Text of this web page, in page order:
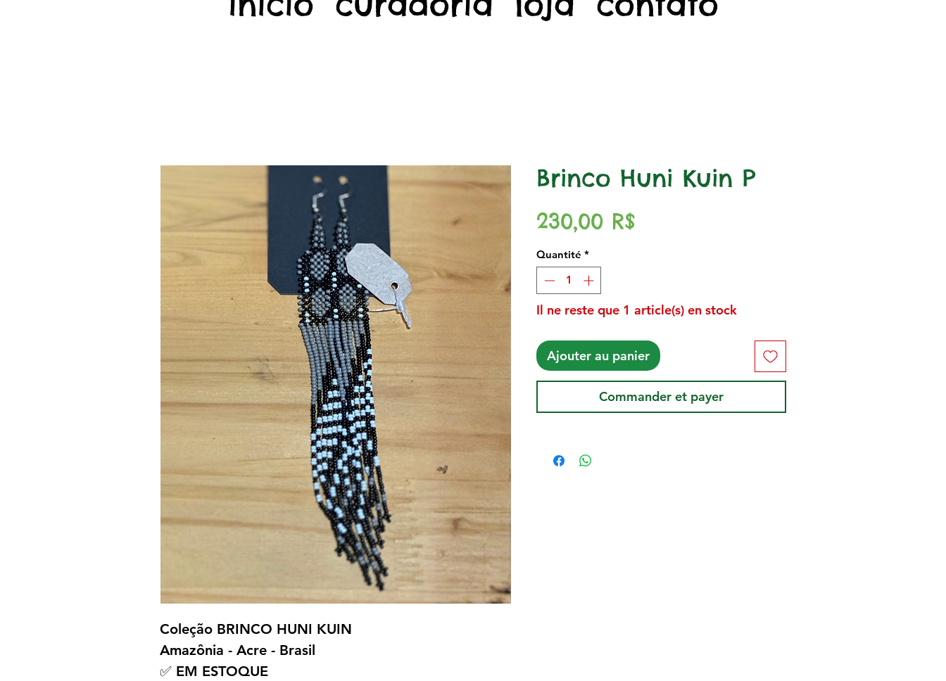
Coleção BRINCO HUNI KUIN
Amazônia - Acre - Brasil
✅ EM ESTOQUE
Brinco Huni Kuin P
230,00 R$Prix
Quantité *
Il ne reste que 1 article(s) en stock
Ajouter au panier
Commander et payer